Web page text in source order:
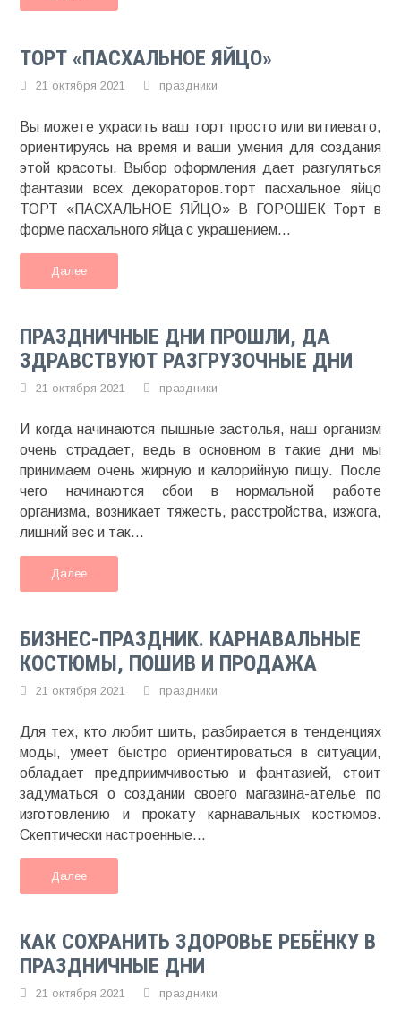
ТОРТ «ПАСХАЛЬНОЕ ЯЙЦО»
21 октября 2021 праздники
Вы можете украсить ваш торт просто или витиевато,
ориентируясь на время и ваши умения для создания
этой красоты. Выбор оформления дает разгуляться
фантазии всех декораторов.торт пасхальное яйцо
ТОРТ «ПАСХАЛЬНОЕ ЯЙЦО» В ГОРОШЕК Торт в
форме пасхального яйца с украшением...
Далее
ПРАЗДНИЧНЫЕ ДНИ ПРОШЛИ, ДА
ЗДРАВСТВУЮТ РАЗГРУЗОЧНЫЕ ДНИ
21 октября 2021 праздники
И когда начинаются пышные застолья, наш организм
очень страдает, ведь в основном в такие дни мы
принимаем очень жирную и калорийную пищу. После
чего начинаются сбои в нормальной работе
организма, возникает тяжесть, расстройства, изжога,
лишний вес и так...
Далее
БИЗНЕС-ПРАЗДНИК. КАРНАВАЛЬНЫЕ
КОСТЮМЫ, ПОШИВ И ПРОДАЖА
21 октября 2021 праздники
Для тех, кто любит шить, разбирается в тенденциях
моды, умеет быстро ориентироваться в ситуации,
обладает предприимчивостью и фантазией, стоит
задуматься о создании своего магазина-ателье по
изготовлению и прокату карнавальных костюмов.
Скептически настроенные...
Далее
КАК СОХРАНИТЬ ЗДОРОВЬЕ РЕБЁНКУ В
ПРАЗДНИЧНЫЕ ДНИ
21 октября 2021 праздники